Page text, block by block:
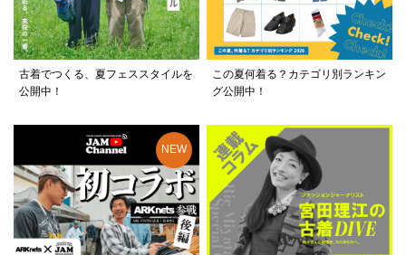
古着でつくる、夏フェススタイルを
公開中！
この夏何着る？カテゴリ別ランキン
グ公開中！